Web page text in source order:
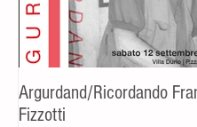
Argurdand/Ricordando
Fizzotti